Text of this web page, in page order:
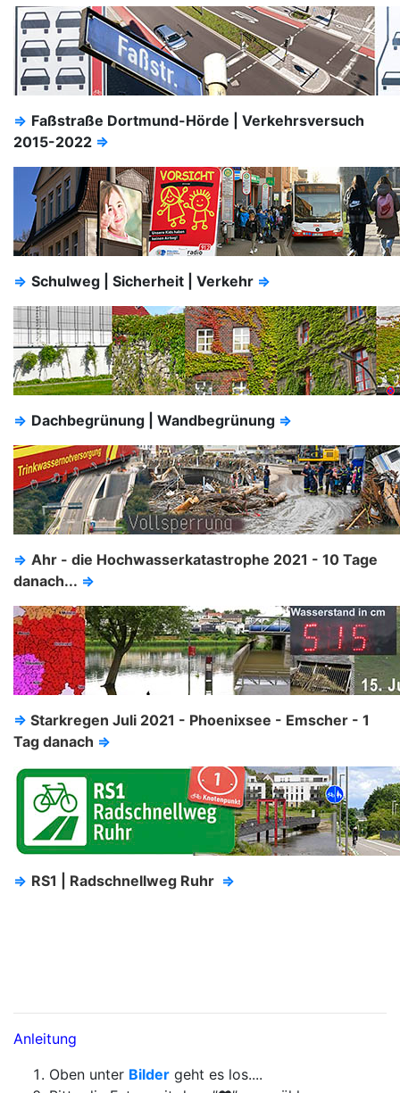
⇒ Faßstraße Dortmund-Hörde | Verkehrsversuch
2015-2022 ⇒
⇒ Schulweg | Sicherheit | Verkehr ⇒
⇒ Dachbegrünung | Wandbegrünung ⇒
⇒ Ahr - die Hochwasserkatastrophe 2021 - 10 Tage
danach... ⇒
⇒ Starkregen Juli 2021 - Phoenixsee - Emscher - 1
Tag danach ⇒
⇒ RS1 | Radschnellweg Ruhr ⇒
Anleitung
Oben unter Bilder geht es los....